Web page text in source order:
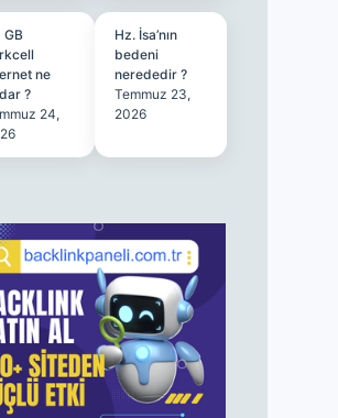
GB
ne
?
24,
Hz. İsa’nın
bedeni
nerededir ?
Temmuz 23,
2026